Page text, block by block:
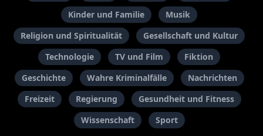
Kinder und Familie
Musik
Religion und Spiritualität
Gesellschaft und Kultur
Technologie
TV und Film
Fiktion
Geschichte
Wahre Kriminalfälle
Nachrichten
Freizeit
Regierung
Gesundheit und Fitness
Wissenschaft
Sport